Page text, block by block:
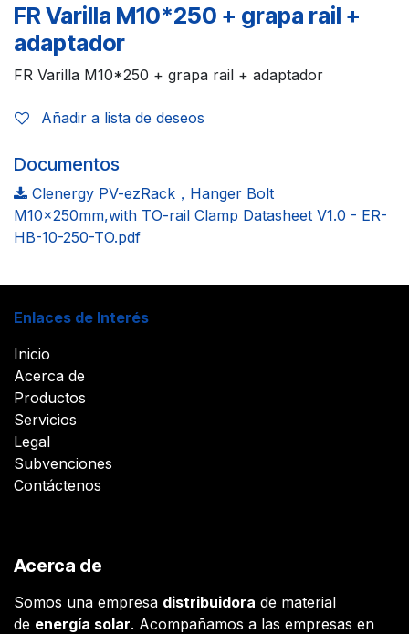
FR Varilla M10*250 + grapa rail +
adaptador
FR Varilla M10*250 + grapa rail + adaptador
Añadir a lista de deseos
Documentos
Clenergy PV-ezRack，Hanger Bolt
M10x250mm,with TO-rail Clamp Datasheet V1.0 - ER-
HB-10-250-TO.pdf
Enlaces de Interés
Inicio
Acerca de
Productos
Servicios
Legal
Subvenciones
Contáctenos
Acerca de
Somos una empresa distribuidora de material
de energía solar. Acompañamos a las empresas en